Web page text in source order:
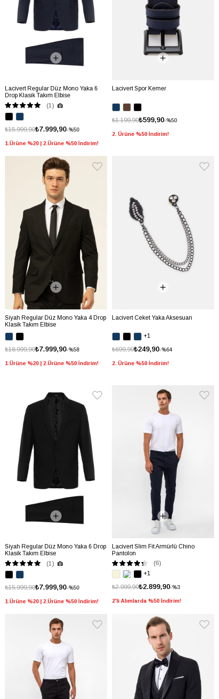
Lacivert Regular Düz Mono Yaka 6
Drop Klasik Takım Elbise
(1)
%50
₺7.999,90
₺15.999,90
1.Ürüne %20 | 2.Ürüne %50 İndirim!
Lacivert Spor Kemer
%50
₺599,90
₺1.199,90
2. Ürüne %50 İndirim!
Siyah Regular Düz Mono Yaka 4 Drop
Klasik Takım Elbise
%58
₺7.999,90
₺18.999,90
1.Ürüne %20 | 2.Ürüne %50 İndirim!
Lacivert Ceket Yaka Aksesuarı
+1
%64
₺249,90
₺699,90
2. Ürüne %50 İndirim!
Siyah Regular Düz Mono Yaka 6 Drop
Klasik Takım Elbise
(1)
%50
₺7.999,90
₺15.999,90
1.Ürüne %20 | 2.Ürüne %50 İndirim!
Lacivert Slim Fit Armürlü Chino
Pantolon
(6)
+1
%3
₺2.899,90
₺2.999,90
2'li Alımlarda %50 İndirim!